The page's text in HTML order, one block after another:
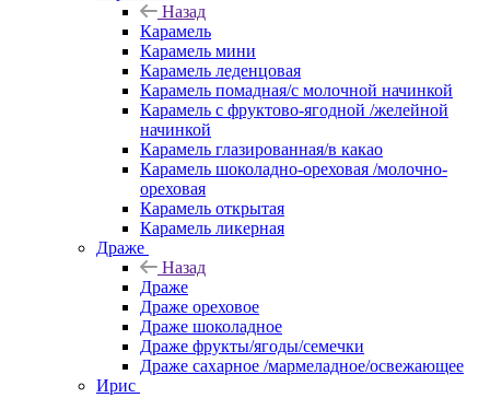
Назад
Карамель
Карамель мини
Карамель леденцовая
Карамель помадная/с молочной начинкой
Карамель с фруктово-ягодной /желейной
начинкой
Карамель глазированная/в какао
Карамель шоколадно-ореховая /молочно-
ореховая
Карамель открытая
Карамель ликерная
Драже
Назад
Драже
Драже ореховое
Драже шоколадное
Драже фрукты/ягоды/семечки
Драже сахарное /мармеладное/освежающее
Ирис